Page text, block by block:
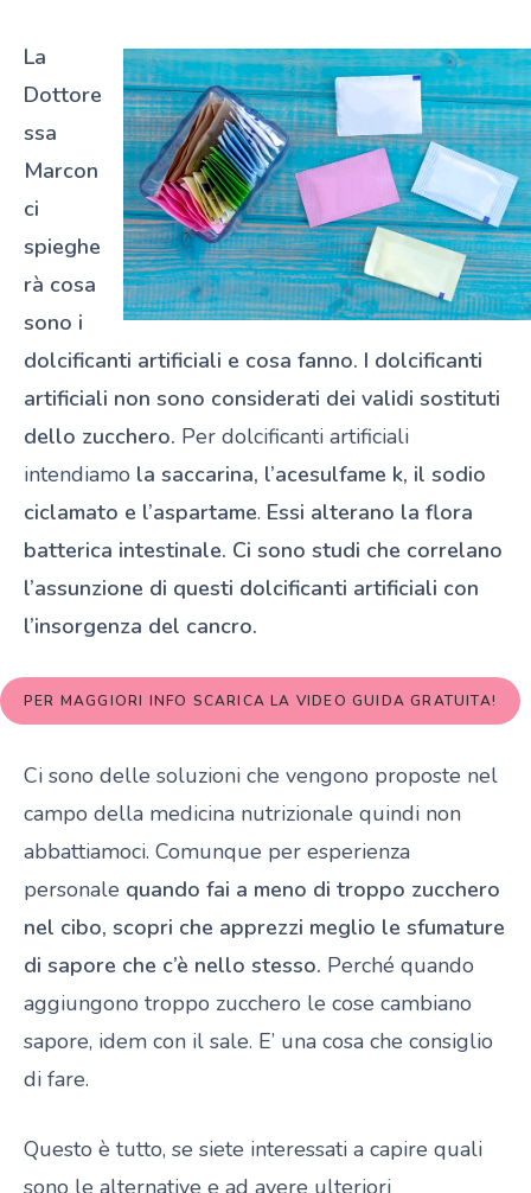
La
Dottore
ssa
Marcon
ci
spieghe
rà cosa
sono i
dolcificanti artificiali e cosa fanno. I dolcificanti
artificiali non sono considerati dei validi sostituti
dello zucchero. Per dolcificanti artificiali
intendiamo la saccarina, l’acesulfame k, il sodio
ciclamato e l’aspartame. Essi alterano la flora
batterica intestinale. Ci sono studi che correlano
l’assunzione di questi dolcificanti artificiali con
l’insorgenza del cancro.
PER MAGGIORI INFO SCARICA LA VIDEO GUIDA GRATUITA!
Ci sono delle soluzioni che vengono proposte nel
campo della medicina nutrizionale quindi non
abbattiamoci. Comunque per esperienza
personale quando fai a meno di troppo zucchero
nel cibo, scopri che apprezzi meglio le sfumature
di sapore che c’è nello stesso. Perché quando
aggiungono troppo zucchero le cose cambiano
sapore, idem con il sale. E’ una cosa che consiglio
di fare.
Questo è tutto, se siete interessati a capire quali
sono le alternative e ad avere ulteriori